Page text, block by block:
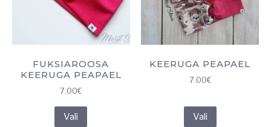
FUKSIAROOSA
KEERUGA PEAPAEL
7.00€
Vali
KEERUGA PEAPAEL
7.00€
Vali